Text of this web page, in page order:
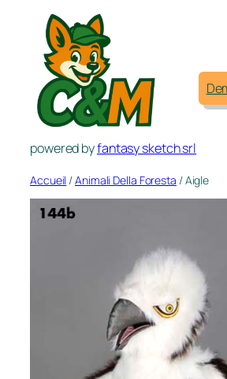
contenu
powered byfantasy sketch srl
Accueil /Animali Della Foresta / Aigle